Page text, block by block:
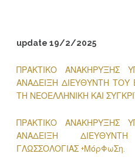
update 19/2/2025
ΠΡΑΚΤΙΚΟ ΑΝΑΚΗΡΥΞΗΣ
ΑΝΑΔΕΙΞΗ ΔΙΕΥΘΥΝΤΗ ΤΟΥ
ΤΗ ΝΕΟΕΛΛΗΝΙΚΗ ΚΑΙ
ΠΡΑΚΤΙΚΟ ΑΝΑΚΗΡΥΞΗΣ
ΑΝΑΔΕΙΞΗ
ΓΛΩΣΣΟΛΟΓΙΑΣ +ΜόρΦωΣη.